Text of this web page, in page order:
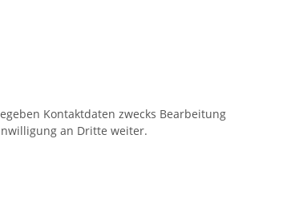
Kontaktdaten zwecks Bearbeitung
an Dritte weiter.